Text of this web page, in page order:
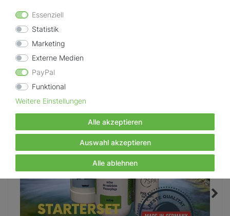
Andere Kunden interessierten sich auch für Alternativprodukte
-1%
Essenziell
Statistik
Marketing
Externe Medien
PayPal
Funktional
Weitere Einstellungen
Alle akzeptieren
Auswahl akzeptieren
Alle ablehnen